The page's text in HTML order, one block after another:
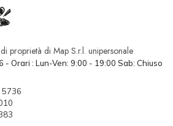
proprietà di Map S.r.l. unipersonale
- Orari : Lun-Ven: 9:00 - 19:00 Sab: Chiuso